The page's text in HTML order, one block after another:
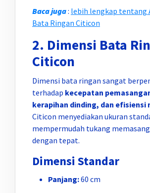
Baca juga: lebih lengkap tentang
Bata Ringan Citicon
2. Dimensi Bata
Citicon
Dimensi bata ringan sangat
terhadap kecepatan
kerapihan dinding, dan efisiensi
Citicon menyediakan ukuran
mempermudah tukang
dengan tepat.
Dimensi Standar
Panjang:60 cm